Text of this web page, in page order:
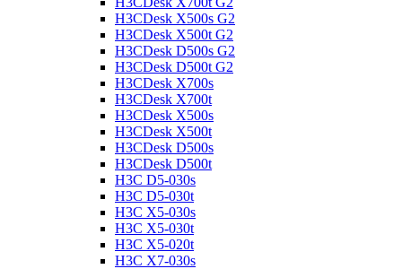
H3CDesk X500s G2
H3CDesk X500t G2
H3CDesk D500s G2
H3CDesk D500t G2
H3CDesk X700s
H3CDesk X700t
H3CDesk X500s
H3CDesk X500t
H3CDesk D500s
H3CDesk D500t
H3C D5-030s
H3C D5-030t
H3C X5-030s
H3C X5-030t
H3C X5-020t
H3C X7-030s